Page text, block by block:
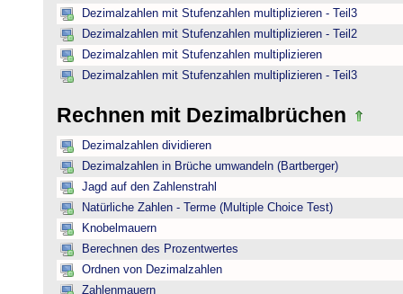
Dezimalzahlen mit Stufenzahlen multiplizieren - Teil3
Dezimalzahlen mit Stufenzahlen multiplizieren - Teil2
Dezimalzahlen mit Stufenzahlen multiplizieren
Dezimalzahlen mit Stufenzahlen multiplizieren - Teil3
Rechnen mit Dezimalbrüchen
Dezimalzahlen dividieren
Dezimalzahlen in Brüche umwandeln (Bartberger)
Jagd auf den Zahlenstrahl
Natürliche Zahlen - Terme (Multiple Choice Test)
Knobelmauern
Berechnen des Prozentwertes
Ordnen von Dezimalzahlen
Zahlenmauern